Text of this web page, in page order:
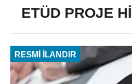
ETÜD PROJE
RESMİ İLANDIR